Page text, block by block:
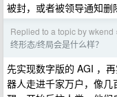
被封，或者被领导通知删
Replied to a topic by wkend ›
终形态/终局会是什么样？
先实现数字版的 AGI ，
器人走进千家万户，像